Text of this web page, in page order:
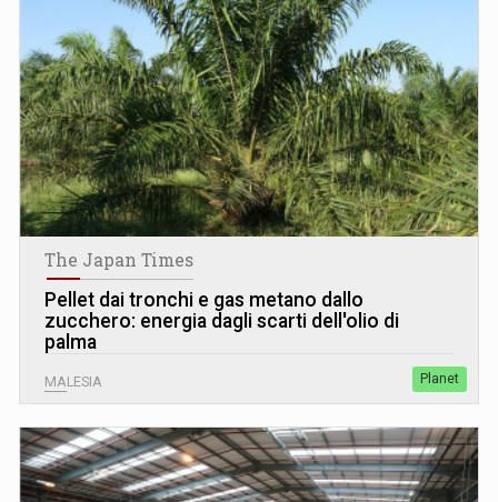
The Japan Times
Pellet dai tronchi e gas metano dallo
zucchero: energia dagli scarti dell'olio di
palma
MALESIA Planet